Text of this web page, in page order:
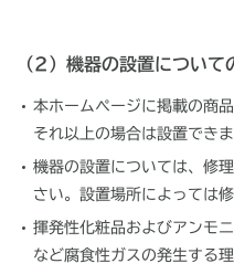
（2）機器の設置について
本ホームページに掲載の商
それ以上の場合は設置できま
機器の設置については、修
さい。設置場所によっては
揮発性化粧品およびアンモ
など腐食性ガスの発生する